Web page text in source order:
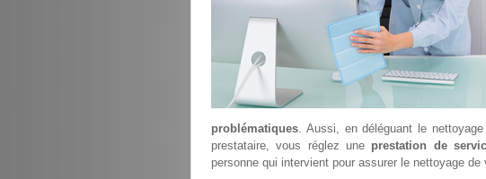
problématiques. Aussi, en déléguant le
prestataire, vous réglez une prestation de
personne qui intervient pour assurer le nettoyage de